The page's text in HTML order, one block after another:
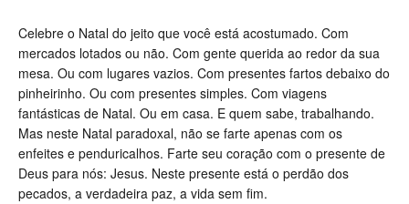
Celebre o Natal do jeito que você está acostumado. Com
mercados lotados ou não. Com gente querida ao redor da sua
mesa. Ou com lugares vazios. Com presentes fartos debaixo do
pinheirinho. Ou com presentes simples. Com viagens
fantásticas de Natal. Ou em casa. E quem sabe, trabalhando.
Mas neste Natal paradoxal, não se farte apenas com os
enfeites e penduricalhos. Farte seu coração com o presente de
Deus para nós: Jesus. Neste presente está o perdão dos
pecados, a verdadeira paz, a vida sem fim.